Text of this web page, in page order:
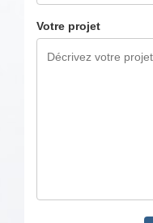
Votre projet